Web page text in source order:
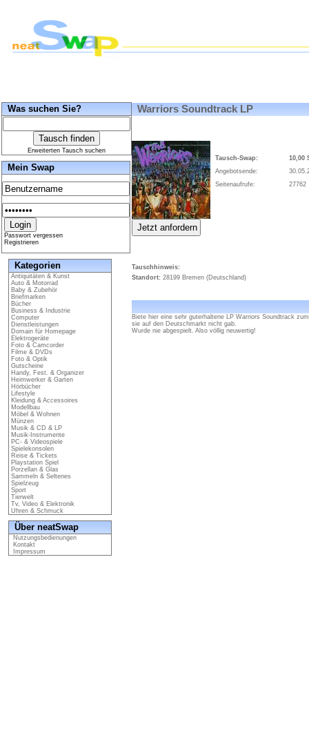
Was suchen Sie?
Erweiterten Tausch suchen
Mein Swap
Passwort vergessen
Registrieren
Kategorien
Antiquitäten & Kunst
Auto & Motorrad
Baby & Zubehör
Briefmarken
Bücher
Business & Industrie
Computer
Dienstleistungen
Domain für Homepage
Elektrogeräte
Foto & Camcorder
Filme & DVDs
Foto & Optik
Gutscheine
Handy, Fest. & Organizer
Heimwerker & Garten
Hörbücher
Lifestyle
Kleidung & Accessoires
Modellbau
Möbel & Wohnen
Münzen
Musik & CD & LP
Musik-Instrumente
PC- & Videospiele
Spielekonsolen
Reise & Tickets
Playstation Spiel
Porzellan & Glas
Sammeln & Seltenes
Spielzeug
Sport
Tierwelt
Tv, Video & Elektronik
Uhren & Schmuck
Über neatSwap
Nutzungsbedienungen
Kontakt
Impressum
Warriors Soundtrack LP
Tausch-Swap:
10,00
Angebotsende:
Seitenaufrufe:
27762
Tauschhinweis:
Standort: 28199 Bremen (Deutschland)
Biete hier eine sehr guterhaltene LP Warriors Soundtrack
sie auf den Deutschmarkt nicht gab.
Wurde nie abgespielt. Also völlig neuwertig!